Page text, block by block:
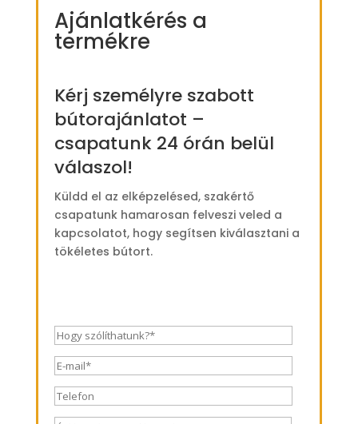
Ajánlatkérés a
termékre
Kérj személyre szabott
bútorajánlatot –
csapatunk 24 órán belül
válaszol!
Küldd el az elképzelésed, szakértő
csapatunk hamarosan felveszi veled a
kapcsolatot, hogy segítsen kiválasztani a
tökéletes bútort.